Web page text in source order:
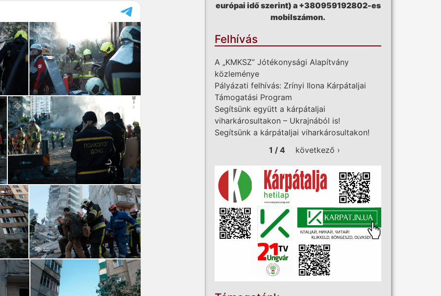
európai idő szerint) a +380959192802-es
mobilszámon.
Felhívás
A „KMKSZ” Jótékonysági Alapítvány
közleménye
Pályázati felhívás: Zrínyi Ilona Kárpátaljai
Támogatási Program
Segítsünk együtt a kárpátaljai
viharkárosultakon – Ukrajnából is!
Segítsünk a kárpátaljai viharkárosultakon!
1 / 4
következő ›